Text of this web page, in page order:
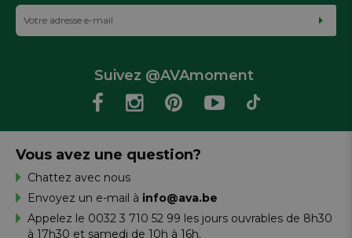
Suivez @AVAmoment
Vous avez une question?
Chattez avec nous
Envoyez un e-mail à info@ava.be
Appelez le 0032 3 710 52 99 les jours ouvrables de 8h30
à 17h30 et samedi de 10h à 16h.